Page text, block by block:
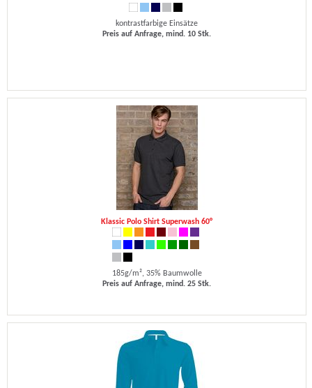
kontrastfarbige Einsätze
Preis auf Anfrage, mind. 10 Stk.
Klassic Polo Shirt Superwash 60°
185g/m², 35% Baumwolle
Preis auf Anfrage, mind. 25 Stk.